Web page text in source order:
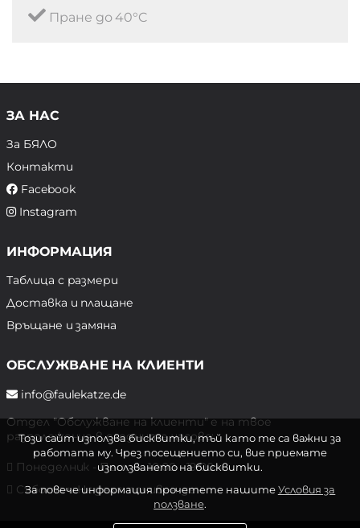
Пране до 40°C
ЗА НАС
За БЯЛО
Контакти
Facebook
Instagram
ИНФОРМАЦИЯ
Таблица с размери
Доставка и плащане
Връщане и замяна
ОБСЛУЖВАНЕ НА КЛИЕНТИ
info@faulekatze.de
Отдел "Обслужване на клиенти" е на твое
разположение в следните часове:
Понеделник - Петък: 10:00 - 19:00 ч.
Събота и Неделя: почивен ден
Този сайт използва бисквитки, тъй като те са важни за
работата му. Чрез посещението си, вие приемате
използването на бисквитки.
За повече информация прочетете нашитеУсловия за
ползване.